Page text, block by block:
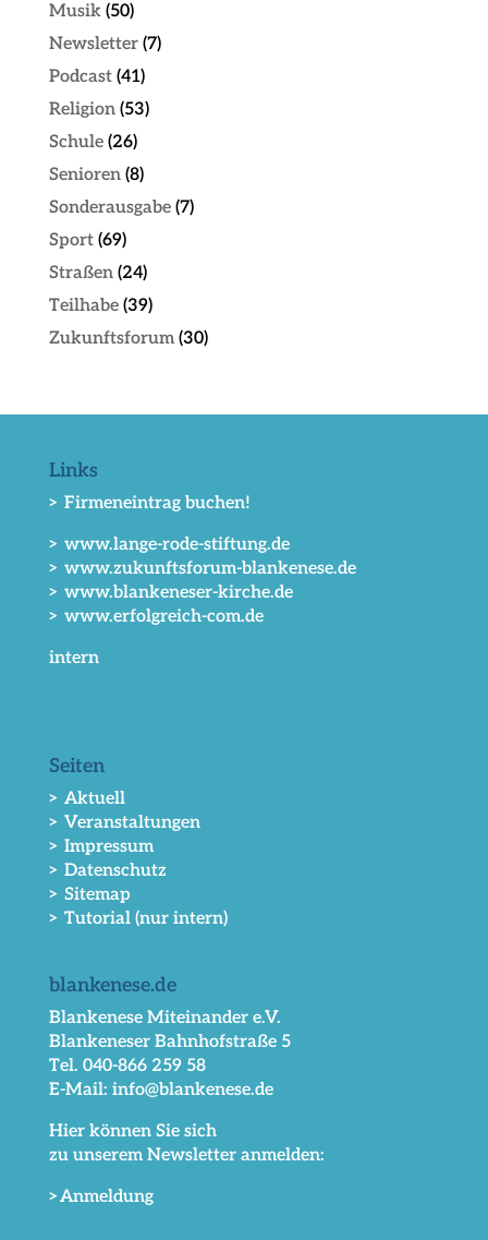
Musik(50)
Newsletter(7)
Podcast(41)
Religion(53)
Schule(26)
Senioren(8)
Sonderausgabe(7)
Sport(69)
Straßen(24)
Teilhabe(39)
Zukunftsforum(30)
Links
> Firmeneintrag buchen!
> www.lange-rode-stiftung.de
> www.zukunftsforum-blankenese.de
> www.blankeneser-kirche.de
> www.erfolgreich-com.de
intern
Seiten
> Aktuell
> Veranstaltungen
> Impressum
> Datenschutz
> Sitemap
> Tutorial (nur intern)
blankenese.de
Blankenese Miteinander e.V.
Blankeneser Bahnhofstraße 5
Tel. 040-866 259 58
E-Mail: info@blankenese.de
Hier können Sie sich
zu unserem Newsletter anmelden:
>Anmeldung